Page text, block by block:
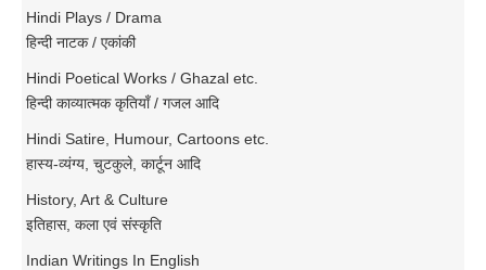
Hindi Plays / Drama
हिन्दी नाटक / एकांकी
Hindi Poetical Works / Ghazal etc.
हिन्दी काव्यात्मक कृतियाँ / गजल आदि
Hindi Satire, Humour, Cartoons etc.
हास्य-व्यंग्य, चुटकुले, कार्टून आदि
History, Art & Culture
इतिहास, कला एवं संस्कृति
Indian Writings In English